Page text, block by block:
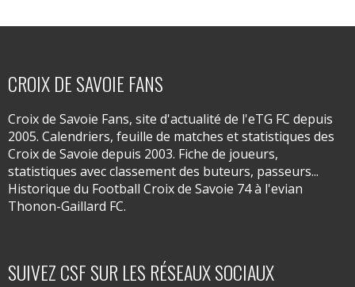
CROIX DE SAVOIE FANS
Croix de Savoie Fans, site d'actualité de l'eTG FC depuis
2005. Calendriers, feuille de matches et statistiques des
Croix de Savoie depuis 2003. Fiche de joueurs,
statistiques avec classement des buteurs, passeurs...
Historique du Football Croix de Savoie 74 à l'evian
Thonon-Gaillard FC.
SUIVEZ CSF SUR LES RÉSEAUX SOCIAUX